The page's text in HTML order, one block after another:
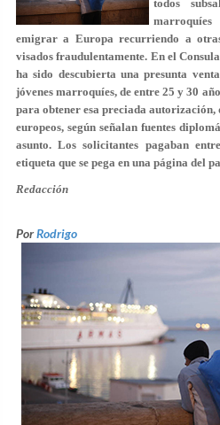
todos
marroquíes
emigrar a Europa recurriendo a
visados fraudulentamente. En el
ha sido descubierta unapresunta
jóvenes marroquíes, de entre 25 y 30
para obtener esa preciada autorización,
europeos, según señalan fuentes
asunto. Los solicitantes pagaban
etiqueta que se pega en una página del
Redacción
PorRodrigo